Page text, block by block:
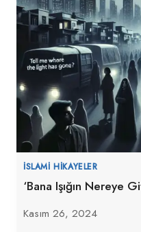
İSLAMI HIKAYELER
‘Bana Işığın Nereye
Kasım 26, 2024